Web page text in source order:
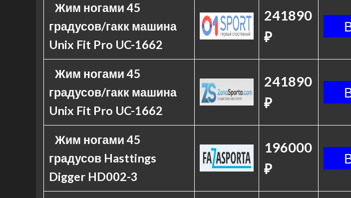
Жим ногами 45
градусов/гакк машина
Unix Fit Pro UC-1662
241890
₽
Жим ногами 45
градусов/гакк машина
Unix Fit Pro UC-1662
241890
₽
Жим ногами 45
градусов Hasttings
Digger HD002-3
196000
₽